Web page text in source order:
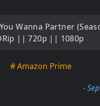
Wanna Partner
|| 720p || 1080p
# Amazon Prime
-